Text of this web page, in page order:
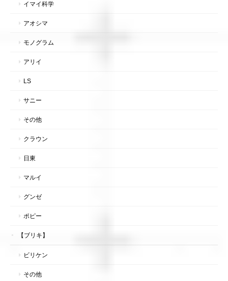
イマイ科学
アオシマ
モノグラム
アリイ
LS
サニー
その他
クラウン
日東
マルイ
グンゼ
ポピー
【ブリキ】
ビリケン
その他